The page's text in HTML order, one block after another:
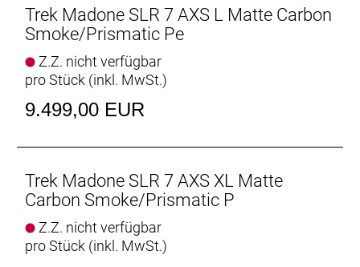
- Für effiziente Anstiege und souveräne Abfahrten
verringern die Carbonlaufräder das Gewicht und
erhöhen die Performance.
- Mit der drahtlosen, programmierbaren SRAM
Force AXS D2 profitierst du von ultrapräzisen
Gangwechseln, während du dank Powermeter noch
mehr aus deinem Training herausholen kannst.
aerodynamischer und schneller.
- Mit dem Blendr-System an der Lenker/Vorbau-
Einheit lässt sich ein Tagfahrlicht ganz einfach
anbringen und abnehmen.
Trek Madone SLR 7 AXS L Matte Carbon
Smoke/Prismatic Pe
Z.Z. nicht verfügbar
pro Stück (inkl. MwSt.)
9.499,00 EUR
Trek Madone SLR 7 AXS XL Matte
Carbon Smoke/Prismatic P
Z.Z. nicht verfügbar
pro Stück (inkl. MwSt.)